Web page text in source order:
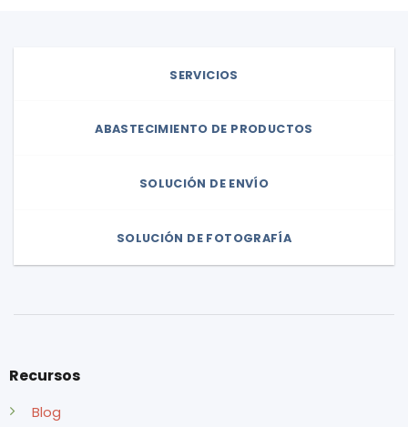
SERVICIOS
ABASTECIMIENTO DE PRODUCTOS
SOLUCIÓN DE ENVÍO
SOLUCIÓN DE FOTOGRAFÍA
Recursos
Blog